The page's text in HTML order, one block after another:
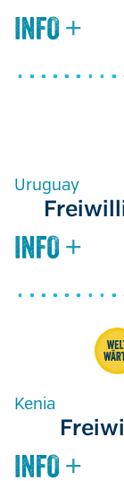
Uruguay
Kenia